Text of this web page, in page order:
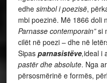
edhe simbol i poezisë,
mbi poezinë. Më 1866 doli
Parnasse contemporain”si
cilët në poezi – dhe në
Sipas parnasistëve,ideal i
pastër dhe absolute. Nga
përsosmërinë e formës,